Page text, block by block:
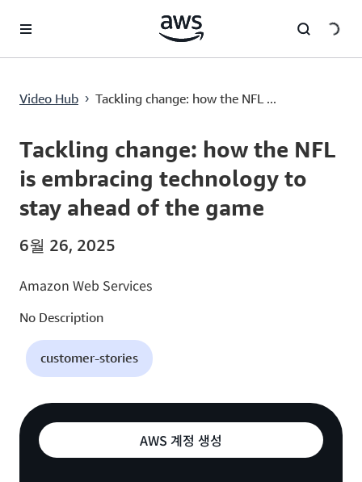
Video Hub › Tackling change: how the NFL ...
Current
0:00 / Duration
10:41
Tackling change: how the NFL
is embracing technology to
stay ahead of the game
6월 26, 2025
Amazon Web Services
No Description
customer-stories
AWS 계정 생성